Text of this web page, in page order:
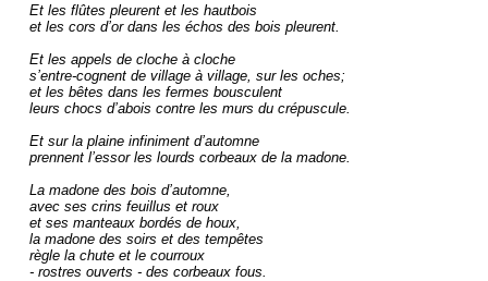
Et les flûtes pleurent et les hautbois
et les cors d’or dans les échos des bois pleurent.
Et les appels de cloche à cloche
s’entre-cognent de village à village, sur les oches;
et les bêtes dans les fermes bousculent
leurs chocs d’abois contre les murs du crépuscule.
Et sur la plaine infiniment d’automne
prennent l’essor les lourds corbeaux de la madone.
La madone des bois d’automne,
avec ses crins feuillus et roux
et ses manteaux bordés de houx,
la madone des soirs et des tempêtes
règle la chute et le courroux
- rostres ouverts - des corbeaux fous.